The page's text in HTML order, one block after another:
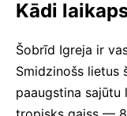
Kādi
Šobrīd Igreja ir
Smidzinošs lietus
paaugstina sajūtu